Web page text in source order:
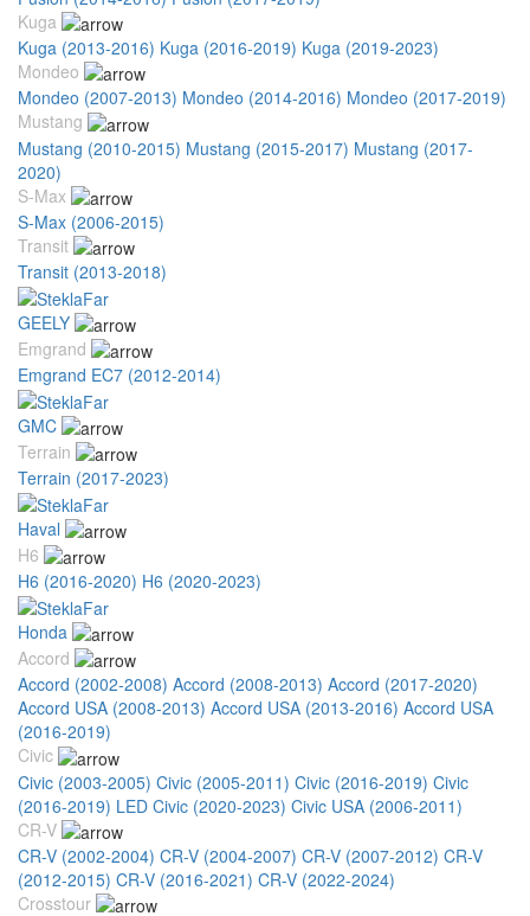
Kuga
Kuga (2013-2016) Kuga (2016-2019) Kuga (2019-2023)
Mondeo
Mondeo (2007-2013) Mondeo (2014-2016) Mondeo (2017-2019)
Mustang
Mustang (2010-2015) Mustang (2015-2017) Mustang (2017-
2020)
S-Max
S-Max (2006-2015)
Transit
Transit (2013-2018)
GEELY
Emgrand
Emgrand EC7 (2012-2014)
GMC
Terrain
Terrain (2017-2023)
Haval
H6
H6 (2016-2020) H6 (2020-2023)
Honda
Accord
Accord (2002-2008) Accord (2008-2013) Accord (2017-2020)
Accord USA (2008-2013) Accord USA (2013-2016) Accord USA
(2016-2019)
Civic
Civic (2003-2005) Civic (2005-2011) Civic (2016-2019) Civic
(2016-2019) LED Civic (2020-2023) Civic USA (2006-2011)
CR-V
CR-V (2002-2004) CR-V (2004-2007) CR-V (2007-2012) CR-V
(2012-2015) CR-V (2016-2021) CR-V (2022-2024)
Crosstour